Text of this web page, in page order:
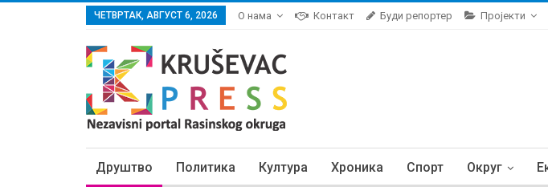
ЧЕТВРТАК, АВГУСТ 6, 2026 О нама Контакт Буди репортер Пројекти
Друштво Политика Култура Хроника Спорт Округ